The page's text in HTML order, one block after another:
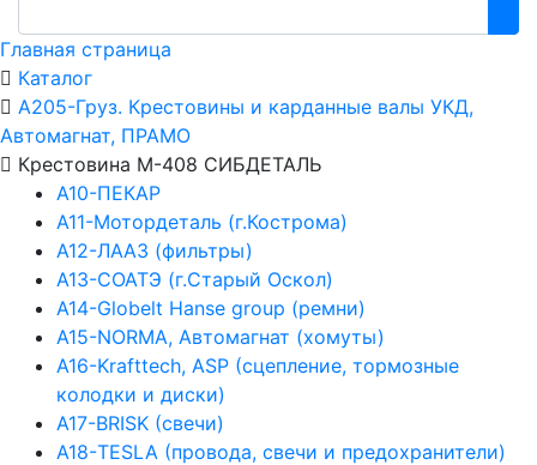
Главная страница
Каталог
А205-Груз. Крестовины и карданные валы УКД,
Автомагнат, ПРАМО
Крестовина М-408 СИБДЕТАЛЬ
А10-ПЕКАР
А11-Мотордеталь (г.Кострома)
А12-ЛААЗ (фильтры)
А13-СОАТЭ (г.Старый Оскол)
А14-Globelt Hanse group (ремни)
А15-NORMA, Автомагнат (хомуты)
А16-Krafttech, ASP (сцепление, тормозные
колодки и диски)
А17-BRISK (свечи)
А18-TESLA (провода, свечи и предохранители)